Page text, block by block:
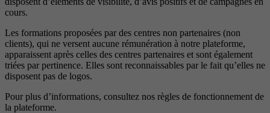
cours.
Les formations proposées par des centres non partenaires (non
clients), qui ne versent aucune rémunération à notre plateforme,
apparaissent après celles des centres partenaires et sont également
triées par pertinence. Elles sont reconnaissables par le fait qu’elles ne
disposent pas de logos.
Pour plus d’informations, consultez nos règles de fonctionnement de
la plateforme.